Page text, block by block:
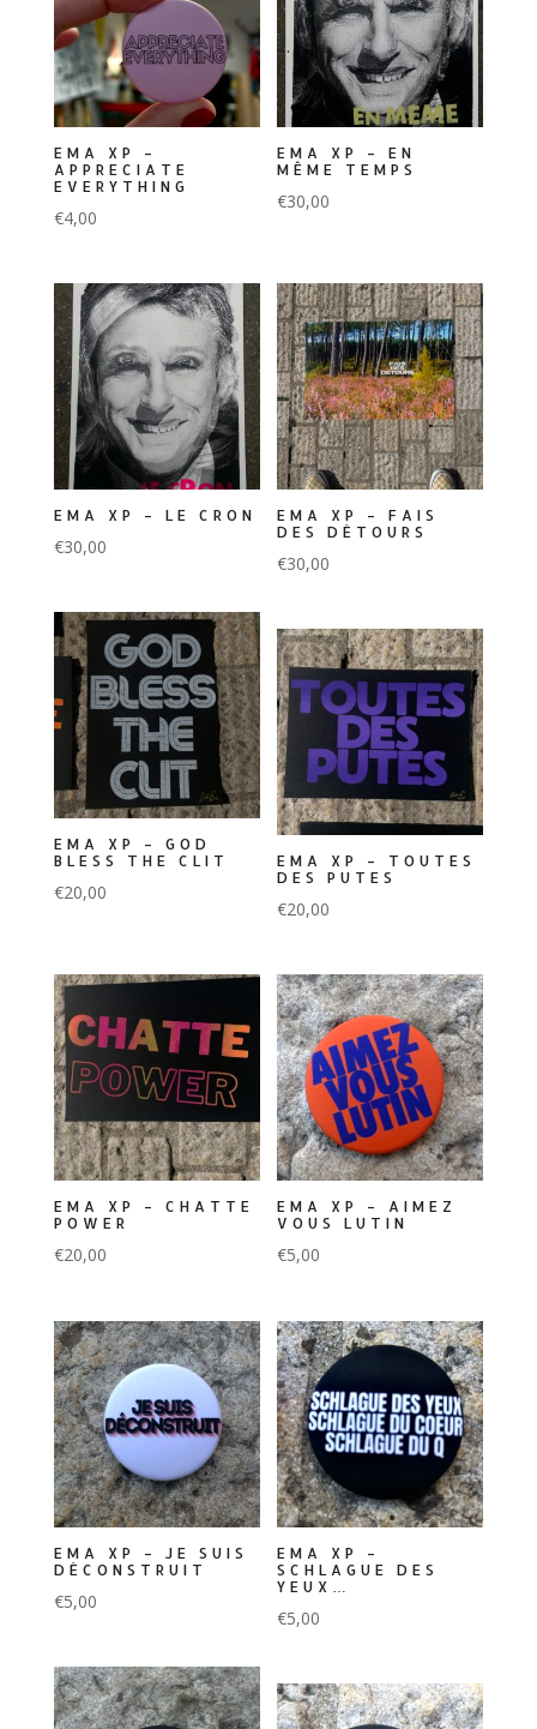
EMA XP –
APPRECIATE
EVERYTHING
€4,00
EMA XP – EN
MÊME TEMPS
€30,00
EMA XP – LE CRON
€30,00
EMA XP – FAIS
DES DÉTOURS
€30,00
EMA XP – GOD
BLESS THE CLIT
€20,00
EMA XP – TOUTES
DES PUTES
€20,00
EMA XP – CHATTE
POWER
€20,00
EMA XP – AIMEZ
VOUS LUTIN
€5,00
EMA XP – JE SUIS
DÉCONSTRUIT
€5,00
EMA XP –
SCHLAGUE DES
YEUX…
€5,00